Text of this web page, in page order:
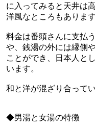
に入ってみると天井は
洋風なところもあります
料金は番頭さんに支払
や、銭湯の外には縁側
ことができ、日本人と
います。
和と洋が混ざり合って
◆男湯と女湯の特徴